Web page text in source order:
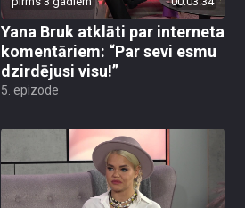
Yana Bruk atklāti par interneta
komentāriem: “Par sevi esmu
dzirdējusi visu!”
5. epizode